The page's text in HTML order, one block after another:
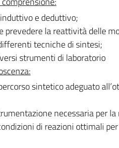
e deduttivo;
prevedere la reattività delle
tecniche di sintesi;
strumenti di laboratorio
sintetico adeguato
necessaria per
di reazioni ottimali